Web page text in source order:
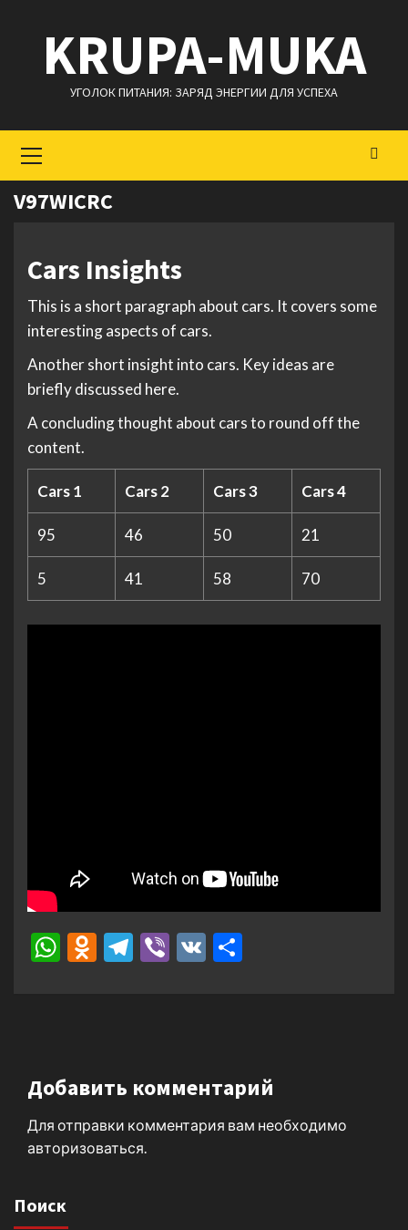
содержимому
KRUPA-MUKA
УГОЛОК ПИТАНИЯ: ЗАРЯД ЭНЕРГИИ ДЛЯ УСПЕХА
меню
V97WICRC
Cars Insights
This is a short paragraph about cars. It covers some
interesting aspects of cars.
Another short insight into cars. Key ideas are
briefly discussed here.
A concluding thought about cars to round off the
content.
Cars 1 Cars 2 Cars 3 Cars 4
95 46 50 21
5 41 58 70
WhatsApp
Odnoklassniki
Telegram
Viber
VK
Добавить комментарий
Для отправки комментария вам необходимо
авторизоваться
Поиск